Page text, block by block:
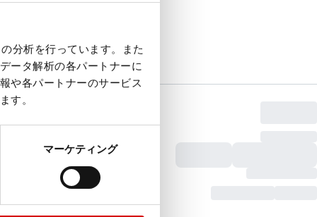
分析を行っています。また
ータ解析の各パートナーに
や各パートナーのサービス
す。
マーケティング